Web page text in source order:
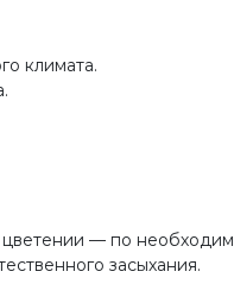
климата.
— по
засыхания.